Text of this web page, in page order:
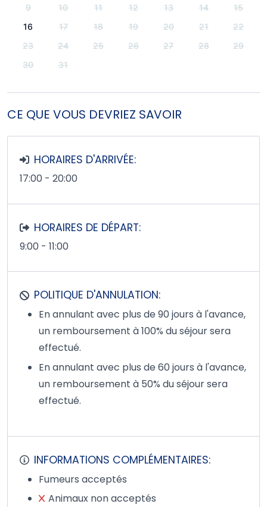
9 10 11 12 13 14
15
16
17 18 19 20 21
22
23
24 25 26 27 28
29
30
31
CE QUE VOUS DEVRIEZ SAVOIR
HORAIRES D'ARRIVÉE:
17:00 - 20:00
HORAIRES DE DÉPART:
9:00 - 11:00
POLITIQUE D'ANNULATION:
En annulant avec plus de 90 jours à l'avance,
un remboursement à 100% du séjour sera
effectué.
En annulant avec plus de 60 jours à l'avance,
un remboursement à 50% du séjour sera
effectué.
INFORMATIONS COMPLÉMENTAIRES:
Fumeurs acceptés
Animaux non acceptés